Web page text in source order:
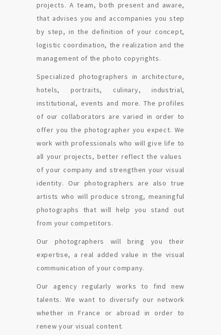
projects. A team, both present and aware,
that advises you and accompanies you step
by step, in the definition of your concept,
logistic coordination, the realization and the
management of the photo copyrights.
Specialized photographers in architecture,
hotels, portraits, culinary, industrial,
institutional, events and more. The profiles
of our collaborators are varied in order to
offer you the photographer you expect. We
work with professionals who will give life to
all your projects, better reflect the values ​​
of your company and strengthen your visual
identity. Our photographers are also true
artists who will produce strong, meaningful
photographs that will help you stand out
from your competitors.
Our photographers will bring you their
expertise, a real added value in the visual
communication of your company.
Our agency regularly works to find new
talents. We want to diversify our network
whether in France or abroad in order to
renew your visual content.